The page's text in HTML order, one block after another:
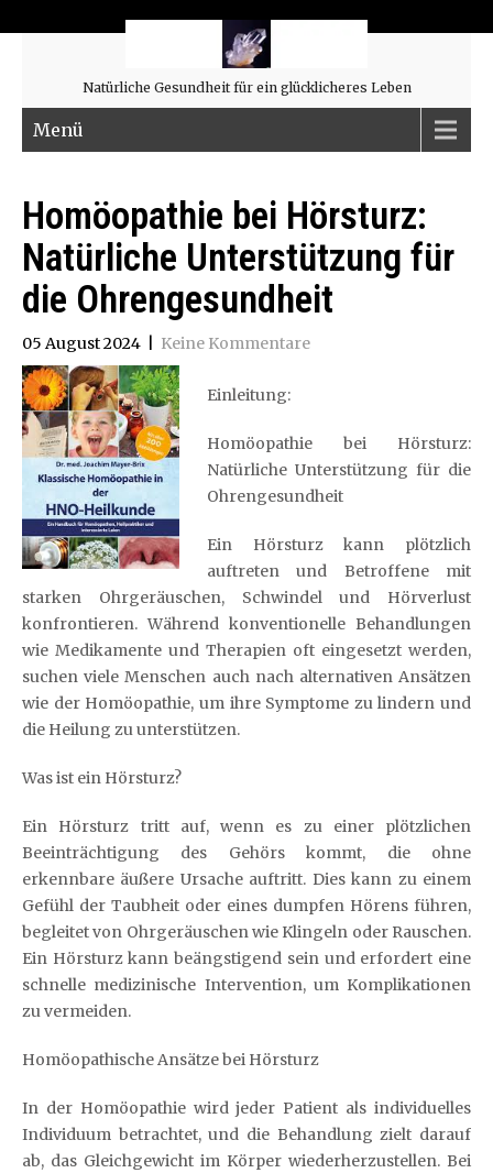
Natürliche Gesundheit für ein glücklicheres Leben
Menü
Homöopathie bei Hörsturz:
Natürliche Unterstützung für
die Ohrengesundheit
05 August 2024 Keine Kommentare
Einleitung:
Homöopathie bei Hörsturz:
Natürliche Unterstützung für die
Ohrengesundheit
Ein Hörsturz kann plötzlich
auftreten und Betroffene mit
starken Ohrgeräuschen, Schwindel und Hörverlust
konfrontieren. Während konventionelle Behandlungen
wie Medikamente und Therapien oft eingesetzt werden,
suchen viele Menschen auch nach alternativen Ansätzen
wie der Homöopathie, um ihre Symptome zu lindern und
die Heilung zu unterstützen.
Was ist ein Hörsturz?
Ein Hörsturz tritt auf, wenn es zu einer plötzlichen
Beeinträchtigung des Gehörs kommt, die ohne
erkennbare äußere Ursache auftritt. Dies kann zu einem
Gefühl der Taubheit oder eines dumpfen Hörens führen,
begleitet von Ohrgeräuschen wie Klingeln oder Rauschen.
Ein Hörsturz kann beängstigend sein und erfordert eine
schnelle medizinische Intervention, um Komplikationen
zu vermeiden.
Homöopathische Ansätze bei Hörsturz
In der Homöopathie wird jeder Patient als individuelles
Individuum betrachtet, und die Behandlung zielt darauf
ab, das Gleichgewicht im Körper wiederherzustellen. Bei